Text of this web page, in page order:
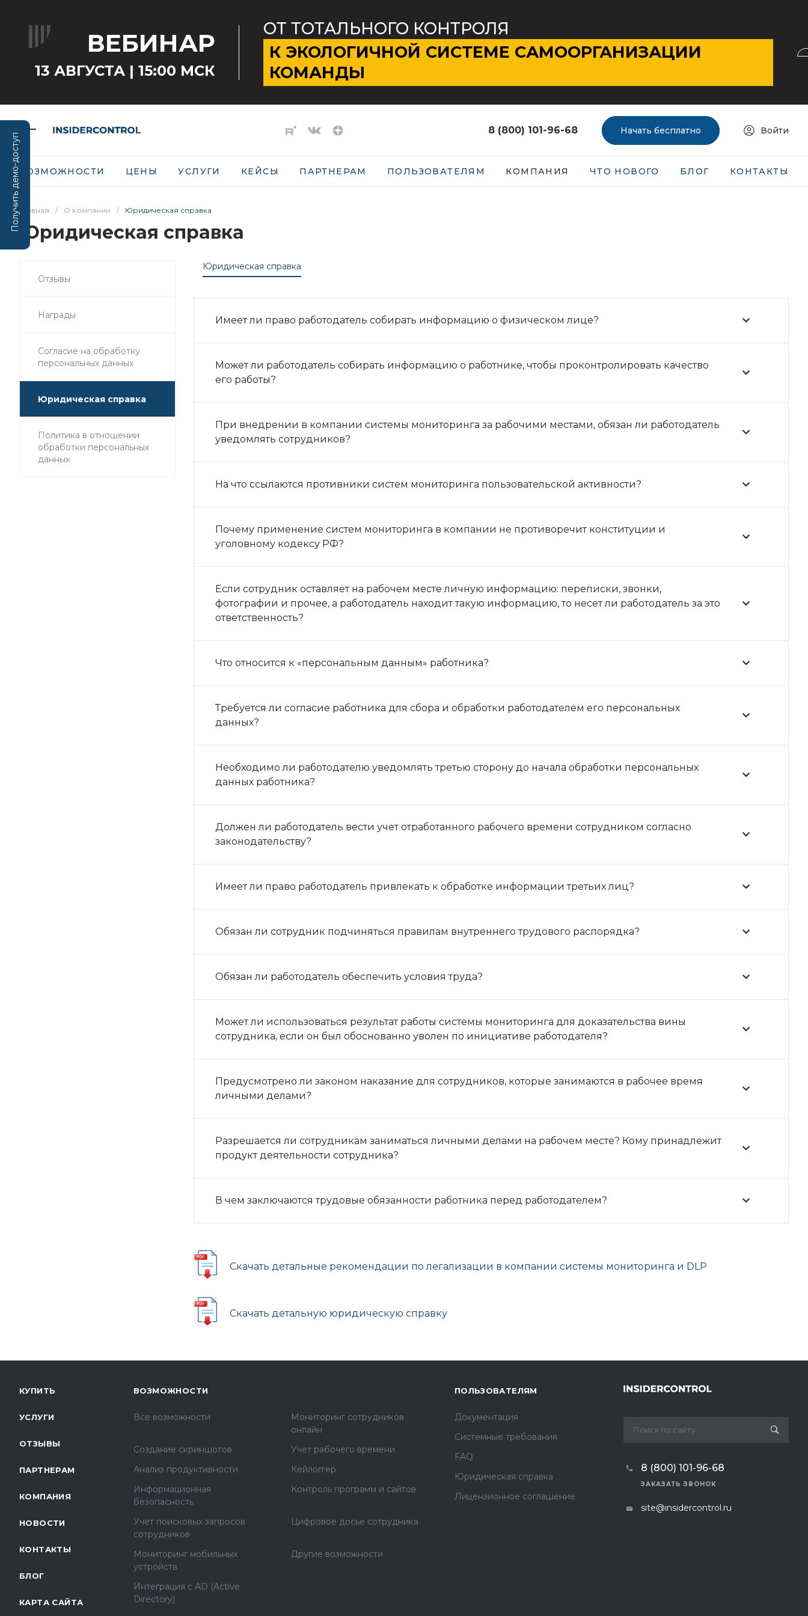
Получить демо-доступ
ВЕБИНАР
13 АВГУСТА | 15:00 МСК
ОТ ТОТАЛЬНОГО КОНТРОЛЯ
К ЭКОЛОГИЧНОЙ СИСТЕМЕ САМООРГАНИЗАЦИИ
КОМАНДЫ
8 (800) 101-96-68 Начать бесплатно Войти
ВОЗМОЖНОСТИ ЦЕНЫ УСЛУГИ КЕЙСЫ ПАРТНЕРАМ ПОЛЬЗОВАТЕЛЯМ КОМПАНИЯ ЧТО НОВОГО БЛОГ КОНТАКТЫ
Главная / О компании / Юридическая справка
Юридическая справка
Отзывы
Награды
Согласие на обработку
персональных данных
Юридическая справка
Политика в отношении
обработки персональных
данных
Юридическая справка
Имеет ли право работодатель собирать информацию о физическом лице?
Может ли работодатель собирать информацию о работнике, чтобы проконтролировать качество
его работы?
При внедрении в компании системы мониторинга за рабочими местами, обязан ли работодатель
уведомлять сотрудников?
На что ссылаются противники систем мониторинга пользовательской активности?
Почему применение систем мониторинга в компании не противоречит конституции и
уголовному кодексу РФ?
Если сотрудник оставляет на рабочем месте личную информацию: переписки, звонки,
фотографии и прочее, а работодатель находит такую информацию, то несет ли работодатель за это
ответственность?
Что относится к «персональным данным» работника?
Требуется ли согласие работника для сбора и обработки работодателем его персональных
данных?
Необходимо ли работодателю уведомлять третью сторону до начала обработки персональных
данных работника?
Должен ли работодатель вести учет отработанного рабочего времени сотрудником согласно
законодательству?
Имеет ли право работодатель привлекать к обработке информации третьих лиц?
Обязан ли сотрудник подчиняться правилам внутреннего трудового распорядка?
Обязан ли работодатель обеспечить условия труда?
Может ли использоваться результат работы системы мониторинга для доказательства вины
сотрудника, если он был обоснованно уволен по инициативе работодателя?
Предусмотрено ли законом наказание для сотрудников, которые занимаются в рабочее время
личными делами?
Разрешается ли сотрудникам заниматься личными делами на рабочем месте? Кому принадлежит
продукт деятельности сотрудника?
В чем заключаются трудовые обязанности работника перед работодателем?
Скачать детальные рекомендации по легализации в компании системы мониторинга и DLP
Скачать детальную юридическую справку
КУПИТЬ
УСЛУГИ
ОТЗЫВЫ
ПАРТНЕРАМ
КОМПАНИЯ
НОВОСТИ
КОНТАКТЫ
БЛОГ
КАРТА САЙТА
ВОЗМОЖНОСТИ
Все возможности
Мониторинг сотрудников
онлайн
Создание скриншотов
Учет рабочего времени
Анализ продуктивности
Кейлоггер
Информационная
безопасность
Контроль программ и сайтов
Учет поисковых запросов
сотрудников
Цифровое досье сотрудника
Мониторинг мобильных
устройств
Другие возможности
Интеграция с AD (Active
Directory)
ПОЛЬЗОВАТЕЛЯМ
Документация
Системные требования
FAQ
Юридическая справка
Лицензионное соглашение
8 (800) 101-96-68
ЗАКАЗАТЬ ЗВОНОК
site@insidercontrol.ru